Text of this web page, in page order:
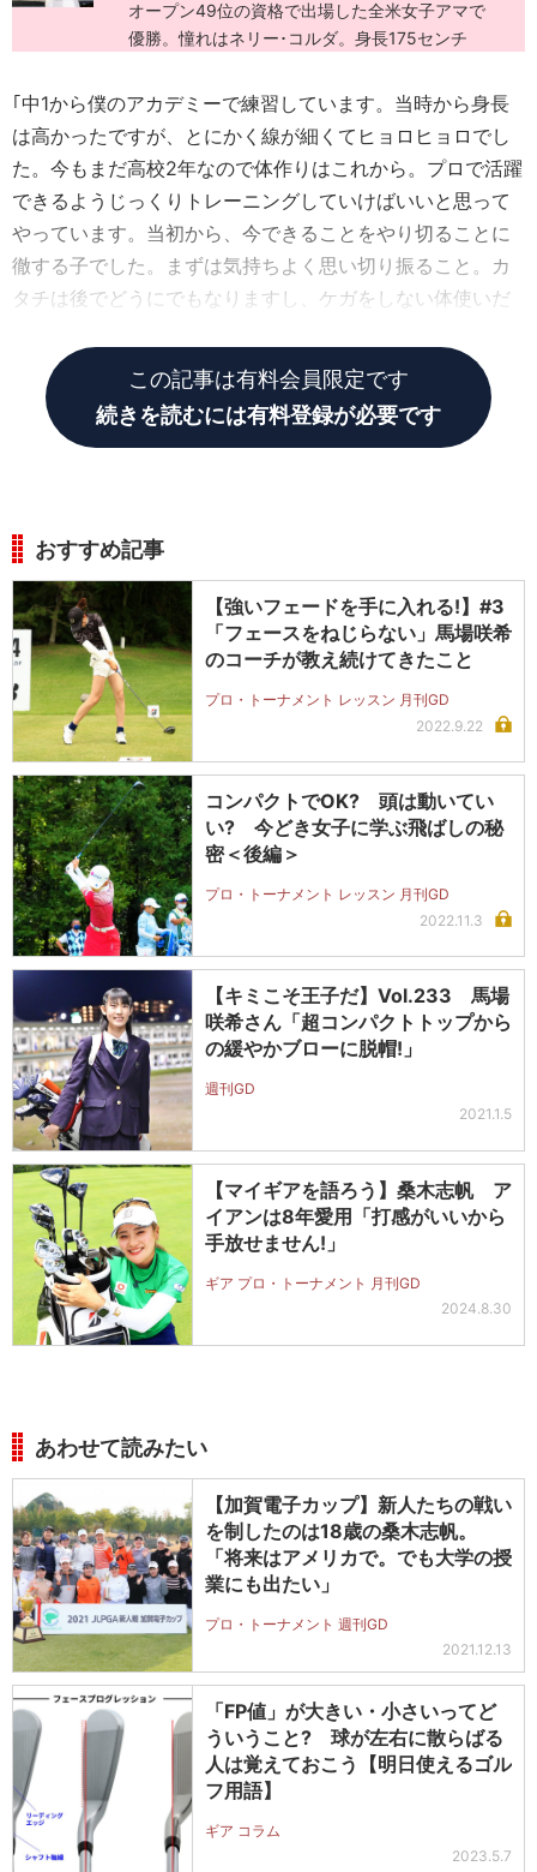
オープン49位の資格で出場した全米女子アマで
優勝。憧れはネリー･コルダ。身長175センチ
｢中1から僕のアカデミーで練習しています。当時から身長
は高かったですが、とにかく線が細くてヒョロヒョロでし
た。今もまだ高校2年なので体作りはこれから。プロで活躍
できるようじっくりトレーニングしていけばいいと思って
やっています。当初から、今できることをやり切ることに
徹する子でした。まずは気持ちよく思い切り振ること。カ
タチは後でどうにでもなりますし、ケガをしない体使いだ
この記事は有料会員限定です
続きを読むには有料登録が必要です
おすすめ記事
【強いフェードを手に入れる!】#3
「フェースをねじらない」馬場咲希
のコーチが教え続けてきたこと
プロ・トーナメント レッスン 月刊GD
2022.9.22
コンパクトでOK? 頭は動いてい
い? 今どき女子に学ぶ飛ばしの秘
密＜後編＞
プロ・トーナメント レッスン 月刊GD
2022.11.3
【キミこそ王子だ】Vol.233 馬場
咲希さん「超コンパクトトップから
の緩やかブローに脱帽!」
週刊GD
2021.1.5
【マイギアを語ろう】桑木志帆 ア
イアンは8年愛用「打感がいいから
手放せません!」
ギア プロ・トーナメント 月刊GD
2024.8.30
あわせて読みたい
【加賀電子カップ】新人たちの戦い
を制したのは18歳の桑木志帆。
「将来はアメリカで。でも大学の授
業にも出たい」
プロ・トーナメント 週刊GD
2021.12.13
「FP値」が大きい・小さいってど
ういうこと? 球が左右に散らばる
人は覚えておこう【明日使えるゴル
フ用語】
ギア コラム
2023.5.7